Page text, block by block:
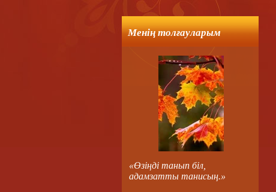
Менің толғауларым
«Өзіңді танып біл,
адамзатты танисың.»